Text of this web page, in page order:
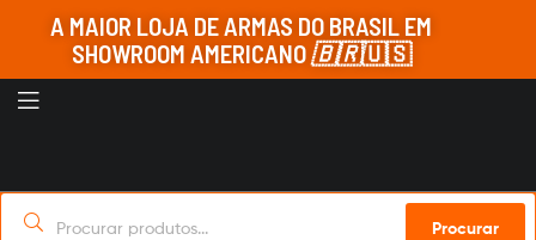
A MAIOR LOJA DE ARMAS DO BRASIL EM
SHOWROOM AMERICANO🇧🇷🇺🇸
Procurar